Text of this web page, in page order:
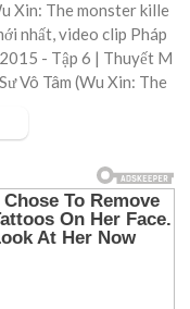
Xin: The monster kille
nhất, video clip Pháp
- Tập 6 | Thuyết M
Vô Tâm (Wu Xin: The